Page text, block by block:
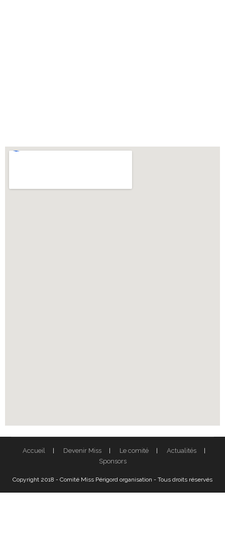
Accueil Devenir Miss Le comité
Actualités
Sponsors
Copyright 2018 - Comité Miss Périgord organisation - Tous droits réservés